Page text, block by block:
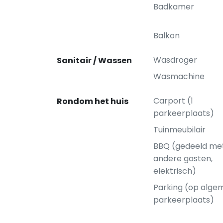
Badkamer
Balkon
Sanitair / Wassen
Wasdroger
Wasmachine
Rondom het huis
Carport (1
parkeerplaats)
Tuinmeubilair
BBQ (gedeeld
andere gasten,
elektrisch)
Parking (op
parkeerplaats)